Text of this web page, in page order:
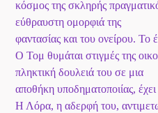
κόσμος της σκληρής
εύθραυστη ομορφιά της
φαντασίας και του ονείρου. Το
Ο Τομ θυμάται στιγμές της
πληκτική δουλειά του σε μια
αποθήκη υποδηματοποιίας,
Η Λόρα, η αδερφή του,